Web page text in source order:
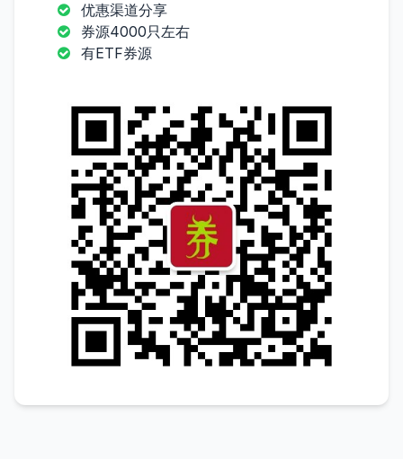
优惠渠道分享
券源4000只左右
有ETF券源